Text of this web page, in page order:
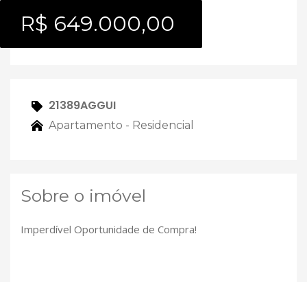
R$ 649.000,00
21389AGGUI
Apartamento - Residencial
Sobre o imóvel
Imperdível Oportunidade de Compra!